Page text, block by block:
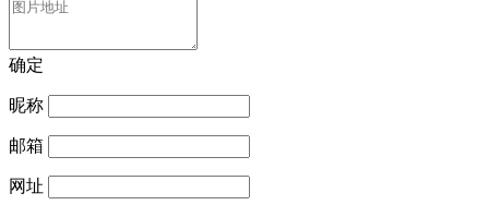
确定
昵称
邮箱
网址